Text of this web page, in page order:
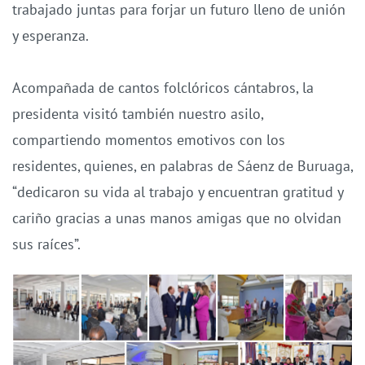
trabajado juntas para forjar un futuro lleno de unión
y esperanza.
Acompañada de cantos folclóricos cántabros, la
presidenta visitó también nuestro asilo,
compartiendo momentos emotivos con los
residentes, quienes, en palabras de Sáenz de Buruaga,
“dedicaron su vida al trabajo y encuentran gratitud y
cariño gracias a unas manos amigas que no olvidan
sus raíces”.